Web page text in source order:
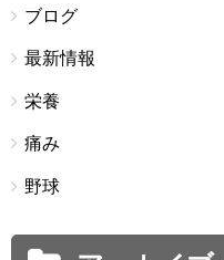
ブログ
最新情報
栄養
痛み
野球